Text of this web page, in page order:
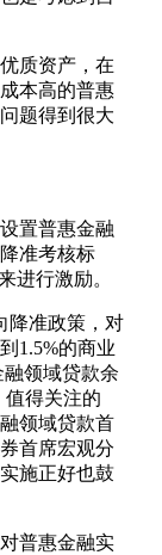
质资产，在
本高的普惠
题得到很大
置普惠金融
准考核标
进行激励。
准政策，对
1.5%的商业
领域贷款余
值得关注的
领域贷款首
首席宏观分
施正好也鼓
普惠金融实